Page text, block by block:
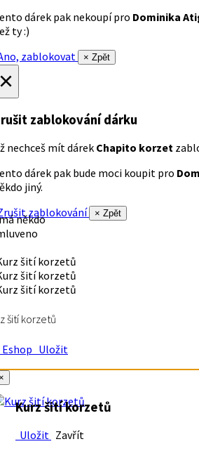
dárek pak nekoupí pro Dominika
ty :)
zablokovat
× Zpět
zablokování dárku
nechceš mít dárek Chapito korzet
dárek pak bude moci koupit pro
jiný.
zablokování
× Zpět
někdo
šití korzetů
Uložit
Kurz šití korzetů
Uložit Zavřít